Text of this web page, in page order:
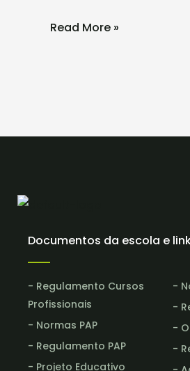
Read More »
Documentos da escola e
- Regulamento Cursos
Profissionais
- Normas PAP
- Regulamento PAP
- Projeto Educativo
-
-
-
-